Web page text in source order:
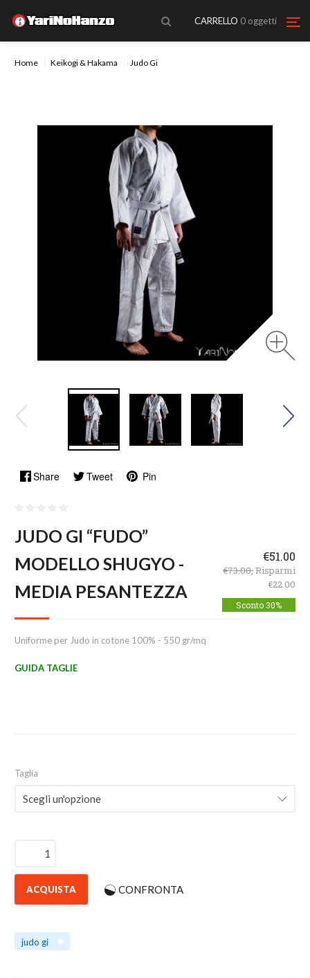
CARRELLO 0 oggetti
Home Keikogi & Hakama Judo Gi
Share Tweet Pin
JUDO GI “FUDO”
MODELLO SHUGYO -
MEDIA PESANTEZZA
€51.00
€73.00, Risparmi
€22.00
Sconto 30%
Uniforme per Judo in cotone 100% - 550 gr/mq
GUIDA TAGLIE
Taglia
ACQUISTA CONFRONTA
judo gi